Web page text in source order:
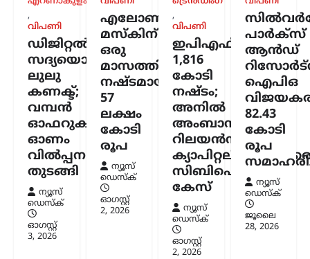
,
വിപണി
ഡിജിറ്റൽ
സദ്യയൊരുക്കി
ലുലു
കണക്ട്;
വമ്പൻ
ഓഫറുകളുമായി
ഓണം
വിൽപ്പന
തുടങ്ങി
ന്യൂസ്
ഡെസ്ക്
ഓഗസ്റ്റ്‌
3, 2026
എലോൺ
മസ്കിന്
ഒരു
മാസത്തിനുള്ളിൽ
നഷ്ടമായത്
57
ലക്ഷം
കോടി
രൂപ
ന്യൂസ്
ഡെസ്ക്
ഓഗസ്റ്റ്‌
2, 2026
,
വിപണി
ഇപിഎഫ്ഒയ്ക്ക്
1,816
കോടി
നഷ്ടം;
അനിൽ
അംബാനിക്കും
റിലയൻസ്
സിബിഐ
കേസ്
ന്യൂസ്
ഡെസ്ക്
ഓഗസ്റ്റ്‌
2, 2026
പാർക്സ്
ആൻഡ്
ഐപിഒ
82.43
കോടി
രൂപ
ന്യൂസ്
ഡെസ്ക്
ജൂലൈ
28, 2026